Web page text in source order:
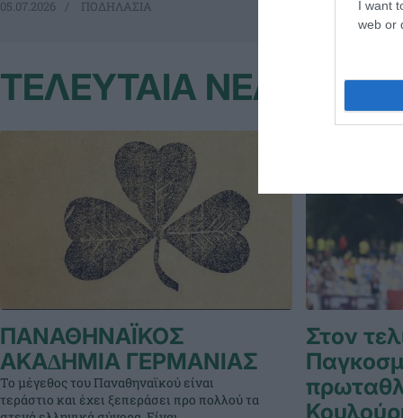
I want
web or
05.07.2026 ΠΟΔΗΛΑΣΙΑ 04.07.2026
ΤΕΛΕΥΤΑΙΑ ΝΕΑ
ΠΑΝΑΘΗΝΑΪΚΟΣ
ΑΚΑ∆ΗΜΙΑ ΓΕΡΜΑΝΙΑΣ
Το μέγεθος του Παναθηναϊκού είναι
τεράστιο και έχει ξεπεράσει προ πολλού τα
Στον